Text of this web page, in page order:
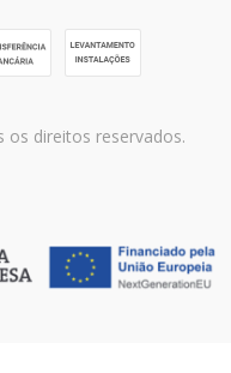
os direitos reservados.